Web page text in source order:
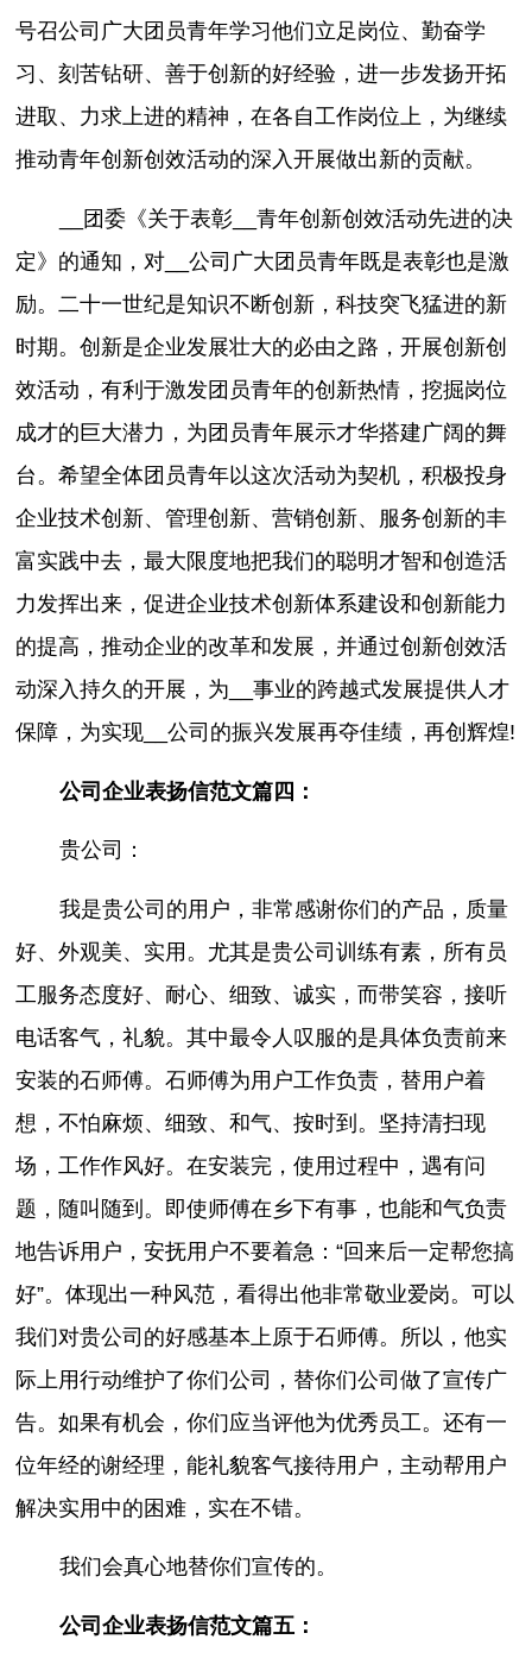
号召公司广大团员青年学习他们立足岗位、勤奋学
习、刻苦钻研、善于创新的好经验，进一步发扬开拓
进取、力求上进的精神，在各自工作岗位上，为继续
推动青年创新创效活动的深入开展做出新的贡献。
__团委《关于表彰__青年创新创效活动先进的决
定》的通知，对__公司广大团员青年既是表彰也是激
励。二十一世纪是知识不断创新，科技突飞猛进的新
时期。创新是企业发展壮大的必由之路，开展创新创
效活动，有利于激发团员青年的创新热情，挖掘岗位
成才的巨大潜力，为团员青年展示才华搭建广阔的舞
台。希望全体团员青年以这次活动为契机，积极投身
企业技术创新、管理创新、营销创新、服务创新的丰
富实践中去，最大限度地把我们的聪明才智和创造活
力发挥出来，促进企业技术创新体系建设和创新能力
的提高，推动企业的改革和发展，并通过创新创效活
动深入持久的开展，为__事业的跨越式发展提供人才
保障，为实现__公司的振兴发展再夺佳绩，再创辉煌!
公司企业表扬信范文篇四：
贵公司：
我是贵公司的用户，非常感谢你们的产品，质量
好、外观美、实用。尤其是贵公司训练有素，所有员
工服务态度好、耐心、细致、诚实，而带笑容，接听
电话客气，礼貌。其中最令人叹服的是具体负责前来
安装的石师傅。石师傅为用户工作负责，替用户着
想，不怕麻烦、细致、和气、按时到。坚持清扫现
场，工作作风好。在安装完，使用过程中，遇有问
题，随叫随到。即使师傅在乡下有事，也能和气负责
地告诉用户，安抚用户不要着急：“回来后一定帮您搞
好”。体现出一种风范，看得出他非常敬业爱岗。可以
我们对贵公司的好感基本上原于石师傅。所以，他实
际上用行动维护了你们公司，替你们公司做了宣传广
告。如果有机会，你们应当评他为优秀员工。还有一
位年经的谢经理，能礼貌客气接待用户，主动帮用户
解决实用中的困难，实在不错。
我们会真心地替你们宣传的。
公司企业表扬信范文篇五：